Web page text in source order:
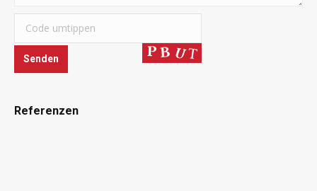
Referenzen